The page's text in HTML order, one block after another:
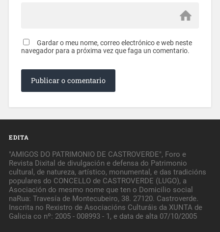
Gardar o meu nome, correo electrónico e web neste
navegador para a próxima vez que faga un comentario.
EDITA
"AMIGOS DO PATRIMONIO DE CASTROVERDE", Foro e
Revista Dixital de divulgación e defensa do Patrimonio
cultural, de natureza, artístico, monumental, e das tradicións
populares do CONCELLO de CASTROVERDE (LUGO), a
Asociación do mesmo nome que ten o Domicilio social
naRua: Travesía de Montecubeiro, 38. 27120. Castroverde.
Inscrita no Rexistro de Asociacións Culturáis da XUNTA de
Galicia co nº: 2005 - 008993 - 1, e data de alta 07/10/2005